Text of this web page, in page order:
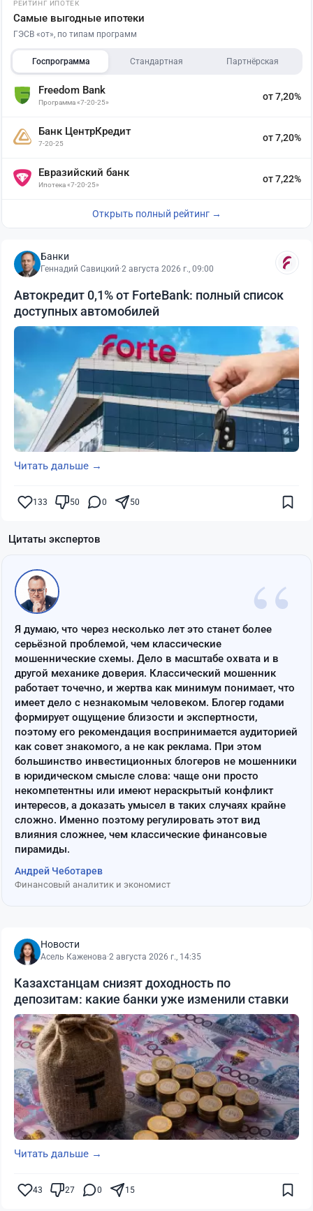
РЕЙТИНГ ИПОТЕК
Самые выгодные ипотеки
ГЭСВ «от», по типам программ
Госпрограмма Стандартная Партнёрская
Freedom Bank
Программа «7-20-25»
от 7,20%
Банк ЦентрКредит
7-20-25
от 7,20%
Евразийский банк
Ипотека «7-20-25»
от 7,22%
Открыть полный рейтинг →
Банки
Геннадий Савицкий·2 августа 2026 г., 09:00
Автокредит 0,1% от ForteBank: полный список
доступных автомобилей
Читать дальше →
133 50 0 50
Цитаты экспертов
“
Я думаю, что через несколько лет это станет более
серьёзной проблемой, чем классические
мошеннические схемы. Дело в масштабе охвата и в
другой механике доверия. Классический мошенник
работает точечно, и жертва как минимум понимает, что
имеет дело с незнакомым человеком. Блогер годами
формирует ощущение близости и экспертности,
поэтому его рекомендация воспринимается аудиторией
как совет знакомого, а не как реклама. При этом
большинство инвестиционных блогеров не мошенники
в юридическом смысле слова: чаще они просто
некомпетентны или имеют нераскрытый конфликт
интересов, а доказать умысел в таких случаях крайне
сложно. Именно поэтому регулировать этот вид
влияния сложнее, чем классические финансовые
пирамиды.
Андрей Чеботарев
Финансовый аналитик и экономист
Новости
Асель Каженова·2 августа 2026 г., 14:35
Казахстанцам снизят доходность по
депозитам: какие банки уже изменили ставки
Читать дальше →
43 27 0 15